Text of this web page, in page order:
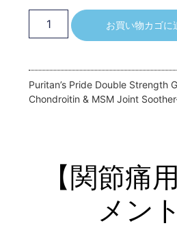
お買い物カゴに
Puritan’s Pride Double Strength
Chondroitin & MSM Joint
【関節痛
メント